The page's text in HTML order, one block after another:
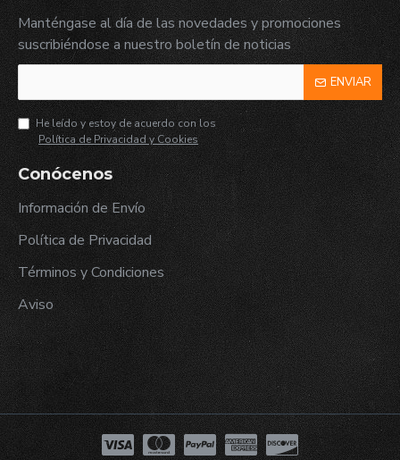
Manténgase al día de las novedades y promociones
suscribiéndose a nuestro boletín de noticias
ENVIAR
He leído y estoy de acuerdo con los
Política de Privacidad y Cookies
Conócenos
Información de Envío
Política de Privacidad
Términos y Condiciones
Aviso